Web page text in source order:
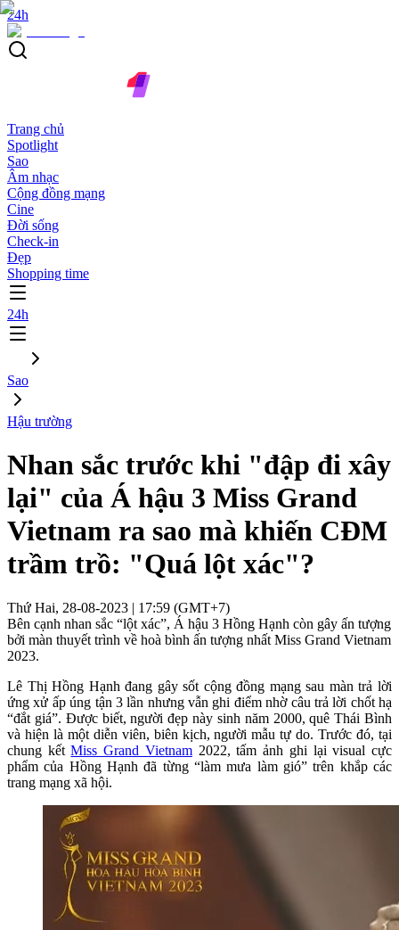
24h
Trang chủ
Spotlight
Sao
Âm nhạc
Cộng đồng mạng
Cine
Đời sống
Check-in
Đẹp
Shopping time
24h
Sao
Hậu trường
Nhan sắc trước khi "đập đi xây
lại" của Á hậu 3 Miss Grand
Vietnam ra sao mà khiến CĐM
trầm trồ: "Quá lột xác"?
Thứ Hai, 28-08-2023 | 17:59 (GMT+7)
Bên cạnh nhan sắc “lột xác”, Á hậu 3 Hồng Hạnh còn gây ấn tượng
bởi màn thuyết trình về hoà bình ấn tượng nhất Miss Grand Vietnam
2023.
Lê Thị Hồng Hạnh đang gây sốt cộng đồng mạng sau màn trả lời
ứng xử ấp úng tận 3 lần nhưng vẫn ghi điểm nhờ câu trả lời chốt hạ
“đắt giá”. Được biết, người đẹp này sinh năm 2000, quê Thái Bình
và hiện là một diễn viên, biên kịch, người mẫu tự do. Trước đó, tại
chung kếtMiss Grand Vietnam2022, tấm ảnh ghi lại visual cực
phẩm của Hồng Hạnh đã từng “làm mưa làm gió” trên khắp các
trang mạng xã hội.